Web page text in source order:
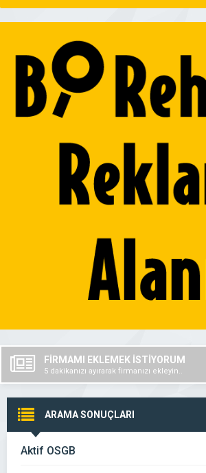
FİRMAMI EKLEMEK İSTİYORUM
5 dakikanızı ayırarak firmanızı ekleyin..
ARAMA SONUÇLARI
Aktif OSGB